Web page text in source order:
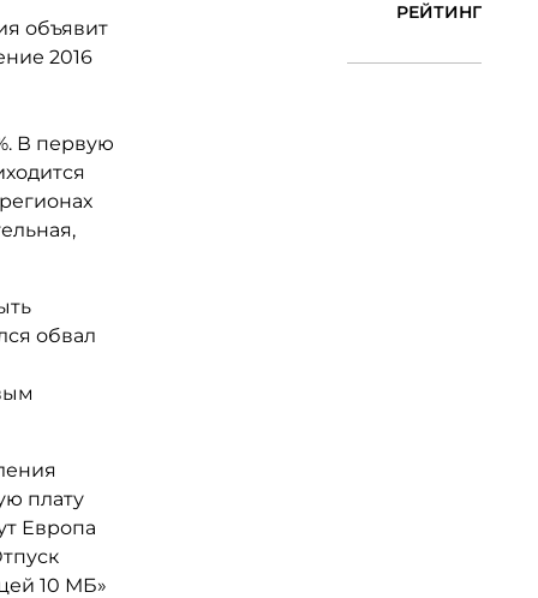
объявит
2016
В первую
обвал
плату
Европа
10 МБ»
РЕЙТИНГ